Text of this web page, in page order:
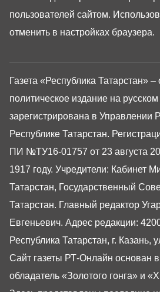
Газета «Республика Татарстан»
политическое издание на русском
зарегистрирована в Управлении
Республике Татарстан.
ПИ №ТУ16-01757 от 23 августа
1917 году. Учредители: Кабинет
Татарстан, Государственный
Татарстан. Главный редактор
Евгеньевич. Адрес редакции:
Республика Татарстан, г. Казань,
Сайт газеты РТ-Онлайн основан в
обладатель «Золотого гонга» и
пользователей сайтом.
отменить в настройках браузера.